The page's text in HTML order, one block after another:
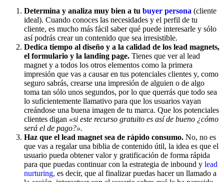
Determina y analiza muy bien a tu buyer persona (cliente
ideal). Cuando conoces las necesidades y el perfil de tu
cliente, es mucho más fácil saber qué puede interesarle y sólo
así podrás crear un contenido que sea irresistible.
Dedica tiempo al diseño y a la calidad de los lead magnets,
el formulario y la landing page. Tienes que ver al lead
magnet y a todos los otros elementos como la primera
impresión que vas a causar en tus potenciales clientes y, como
seguro sabrás, crearse una impresión de alguien o de algo
toma tan sólo unos segundos, por lo que querrás que todo sea
lo suficientemente llamativo para que los usuarios vayan
creándose una buena imagen de tu marca. Que los potenciales
clientes digan «si este recurso gratuito es así de bueno ¿cómo
será el de pago?».
Haz que el lead magnet sea de rápido consumo. No, no es
que vas a regalar una biblia de contenido útil, la idea es que el
usuario pueda obtener valor y gratificación de forma rápida
para que puedas continuar con la estrategia de inbound y lead
nurturing, es decir, que al finalizar puedas hacer un llamado a